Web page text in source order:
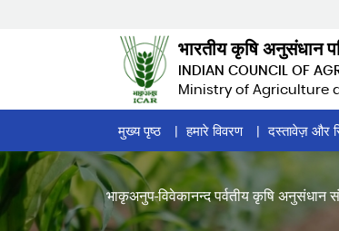
भारतीय कृषि अनुसंधान
INDIAN COUNCIL OF
Ministry of Agriculture
Home
Page
Menu
मुख्य पृष्ठ हमारे विवरण दस्तावेज़ और
भाकृअनुप-विवेकानन्‍द पर्वतीय कृषि अनुसंधान